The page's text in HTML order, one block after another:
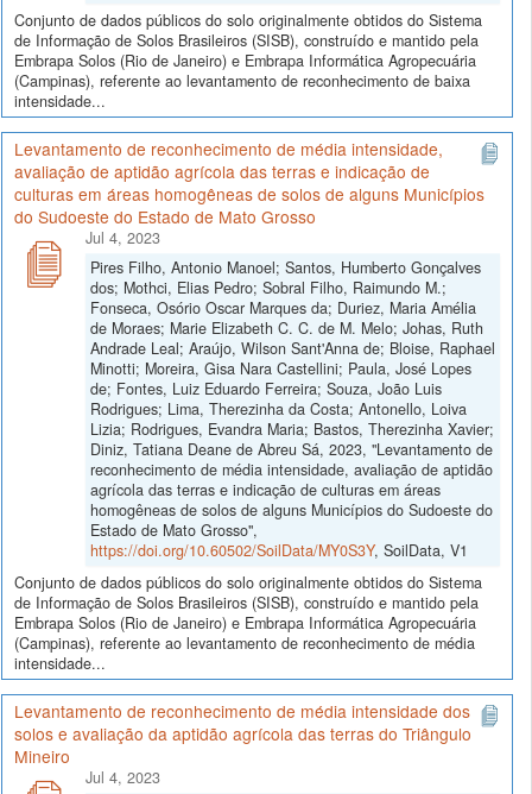
Conjunto de dados públicos do solo originalmente obtidos do Sistema
de Informação de Solos Brasileiros (SISB), construído e mantido pela
Embrapa Solos (Rio de Janeiro) e Embrapa Informática Agropecuária
(Campinas), referente ao levantamento de reconhecimento de baixa
intensidade...
Levantamento de reconhecimento de média intensidade,
avaliação de aptidão agrícola das terras e indicação de
culturas em áreas homogêneas de solos de alguns Municípios
do Sudoeste do Estado de Mato Grosso
Jul 4, 2023
Pires Filho, Antonio Manoel; Santos, Humberto Gonçalves
dos; Mothci, Elias Pedro; Sobral Filho, Raimundo M.;
Fonseca, Osório Oscar Marques da; Duriez, Maria Amélia
de Moraes; Marie Elizabeth C. C. de M. Melo; Johas, Ruth
Andrade Leal; Araújo, Wilson Sant'Anna de; Bloise, Raphael
Minotti; Moreira, Gisa Nara Castellini; Paula, José Lopes
de; Fontes, Luiz Eduardo Ferreira; Souza, João Luis
Rodrigues; Lima, Therezinha da Costa; Antonello, Loiva
Lizia; Rodrigues, Evandra Maria; Bastos, Therezinha Xavier;
Diniz, Tatiana Deane de Abreu Sá, 2023, "Levantamento de
reconhecimento de média intensidade, avaliação de aptidão
agrícola das terras e indicação de culturas em áreas
homogêneas de solos de alguns Municípios do Sudoeste do
Estado de Mato Grosso",
https://doi.org/10.60502/SoilData/MY0S3Y, SoilData, V1
Conjunto de dados públicos do solo originalmente obtidos do Sistema
de Informação de Solos Brasileiros (SISB), construído e mantido pela
Embrapa Solos (Rio de Janeiro) e Embrapa Informática Agropecuária
(Campinas), referente ao levantamento de reconhecimento de média
intensidade...
Levantamento de reconhecimento de média intensidade dos
solos e avaliação da aptidão agrícola das terras do Triângulo
Mineiro
Jul 4, 2023